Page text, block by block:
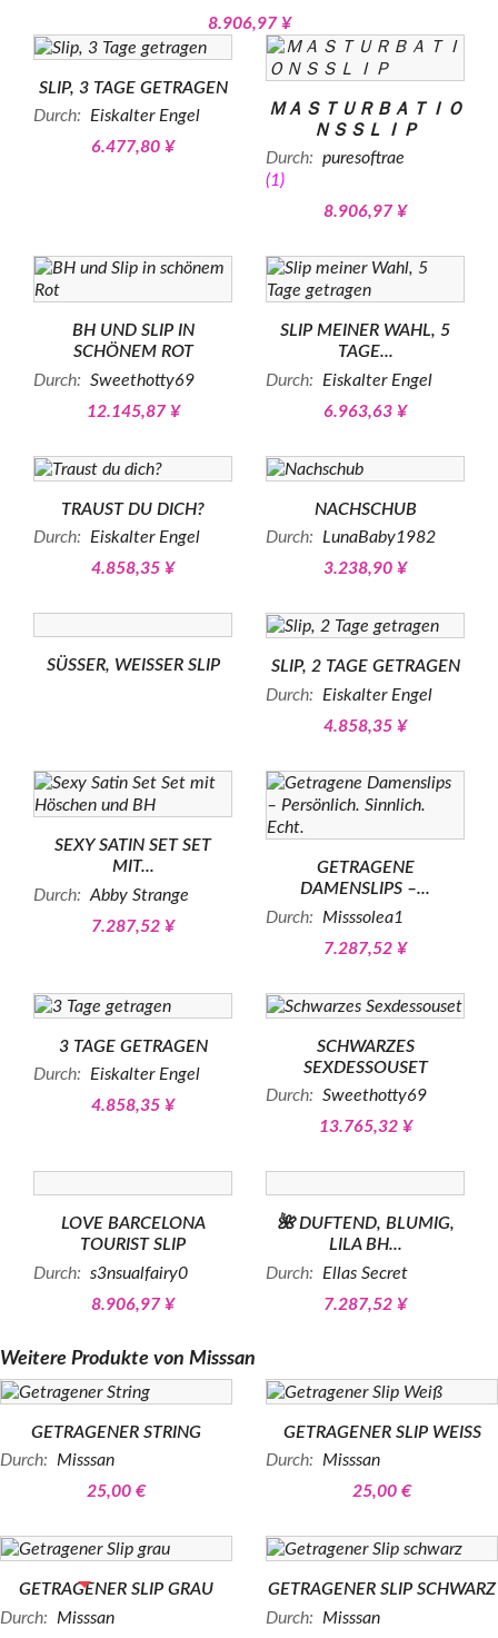
8.906,97 ¥
SLIP, 3 TAGE GETRAGEN
Durch: Eiskalter Engel
6.477,80 ¥
ＭＡＳＴＵＲＢＡＴＩＯ
ＮＳＳＬＩＰ
Durch: puresoftrae
(1)
8.906,97 ¥
BH UND SLIP IN
SCHÖNEM ROT
Durch: Sweethotty69
12.145,87 ¥
SLIP MEINER WAHL, 5
TAGE...
Durch:
Eiskalter Engel
6.963,63 ¥
TRAUST DU DICH?
Durch: Eiskalter Engel
4.858,35 ¥
NACHSCHUB
Durch: LunaBaby1982
3.238,90 ¥
SÜSSER, WEISSER SLIP
SLIP, 2 TAGE GETRAGEN
Durch:
Eiskalter Engel
4.858,35 ¥
SEXY SATIN SET SET
MIT...
Durch: Abby Strange
7.287,52 ¥
GETRAGENE
DAMENSLIPS –...
Durch:
Misssolea1
7.287,52 ¥
3 TAGE GETRAGEN
Durch:
Eiskalter Engel
4.858,35 ¥
SCHWARZES
SEXDESSOUSET
Durch: Sweethotty69
13.765,32 ¥
LOVE BARCELONA
TOURIST SLIP
Durch: s3nsualfairy0
8.906,97 ¥
🌺 DUFTEND, BLUMIG,
LILA BH...
Durch:
Ellas Secret
7.287,52 ¥
Weitere Produkte von Misssan
GETRAGENER STRING
Durch: Misssan
25,00 €
GETRAGENER SLIP WEISS
Durch: Misssan
25,00 €
GETRAGENER SLIP GRAU
Durch:
Misssan
GETRAGENER SLIP SCHWARZ
Durch:
Misssan